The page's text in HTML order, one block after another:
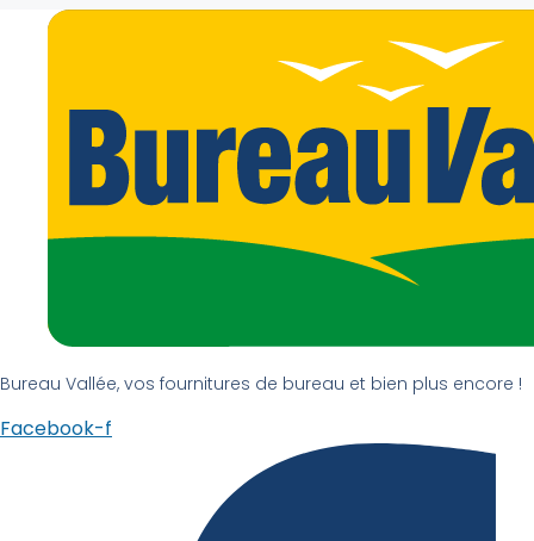
Bureau Vallée, vos fournitures de bureau et bien plus encore !
Facebook-f